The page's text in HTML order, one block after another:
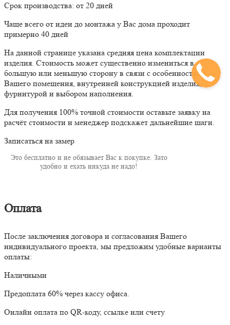
Срок производства: от 20 дней
Чаще всего от идеи до монтажа у Вас дома проходит
примерно 40 дней
На данной странице указана средняя цена комплектации
изделия. Стоимость может существенно измениться в
большую или меньшую сторону в связи с особенностями
Вашего помещения, внутренней конструкцией изделия,
фурнитурой и выбором наполнения.
Для получения 100% точной стоимости оставьте заявку на
расчёт стоимости и менеджер подскажет дальнейшие шаги.
Записаться на замер
Это бесплатно и не обязывает Вас к покупке. Зато
удобно и ехать никуда не надо!
Оплата
После заключения договора и согласования Вашего
индивидуального проекта, мы предложим удобные варианты
оплаты:
Наличными
Предоплата 60% через кассу офиса.
Онлайн оплата по QR-коду, ссылке или счету